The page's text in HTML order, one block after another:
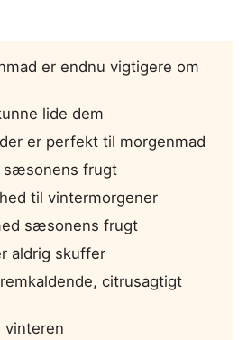
er endnu vigtigere om
lide dem
er perfekt til morgenmad
sæsonens frugt
til vintermorgener
sæsonens frugt
aldrig skuffer
citrusagtigt
vinteren